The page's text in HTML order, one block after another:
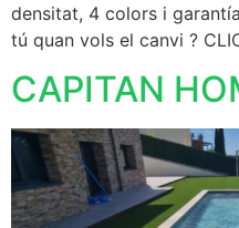
densitat, 4 colors i
tú quan vols el canvi ?
CAPITAN